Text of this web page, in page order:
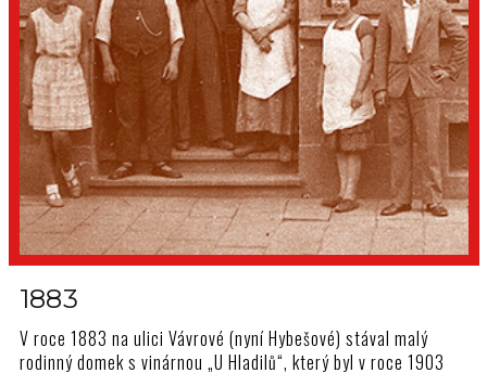
1883
V roce 1883 na ulici Vávrové (nyní Hybešové) stával malý
rodinný domek s vinárnou „U Hladilů“, který byl v roce 1903